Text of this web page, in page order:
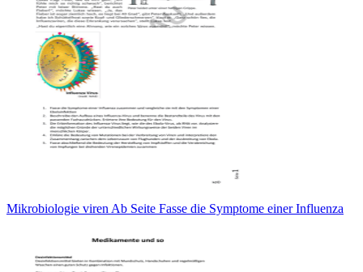
Mikrobiologie viren Ab Seite Fasse die Symptome einer Influenza